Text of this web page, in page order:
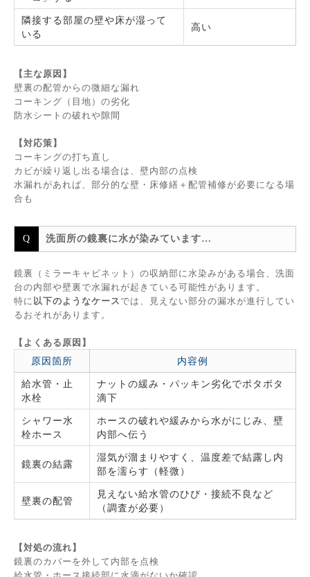
隣接する部屋の壁や床が湿って
いる
高い
【主な原因】
壁裏の配管からの微細な漏れ
コーキング（目地）の劣化
防水シートの破れや隙間
【対応策】
コーキングの打ち直し
カビが繰り返し出る場合は、壁内部の点検
水漏れがあれば、部分的な壁・床修繕＋配管補修が必要になる場
合も
洗面所の鏡裏に水が染みています…
鏡裏（ミラーキャビネット）の収納部に水染みがある場合、洗面
台の内部や壁裏で水漏れが起きている可能性があります。
特に 以下のようなケースでは、見えない部分の漏水が進行してい
るおそれがあります。
【よくある原因】
原因箇所
内容例
給水管・止
水栓
ナットの緩み・パッキン劣化でポタポタ
滴下
シャワー水
栓ホース
ホースの破れや緩みから水がにじみ、壁
内部へ伝う
鏡裏の結露
湿気が溜まりやすく、温度差で結露し内
部を濡らす（軽微）
壁裏の配管
見えない給水管のひび・接続不良など
（調査が必要）
【対処の流れ】
鏡裏のカバーを外して内部を点検